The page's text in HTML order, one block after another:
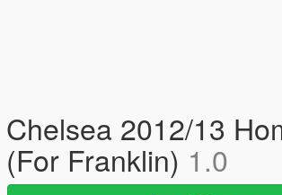
Chelsea 2012/13
(For Franklin) 1.0